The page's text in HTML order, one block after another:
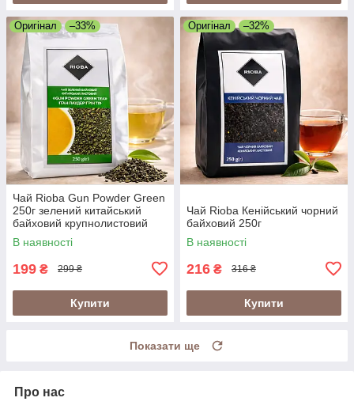
Оригінал –33%
Чай Rioba Gun Powder Green
250г зелений китайський
байховий крупнолистовий
В наявності
199 ₴ 299 ₴
Купити
Оригінал –32%
Чай Rioba Кенійський чорний
байховий 250г
В наявності
216 ₴ 316 ₴
Купити
Показати ще
Про нас